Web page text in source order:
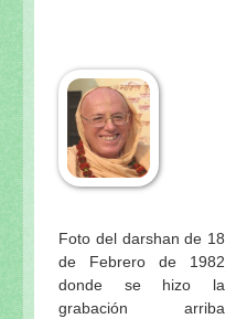
Foto del darshan de 18
de Febrero de 1982
donde se hizo la
grabación arriba
balcon, escuchando a
Srila Sridhara Maharaj.
Govinda Maharaj está
festá filmando con la